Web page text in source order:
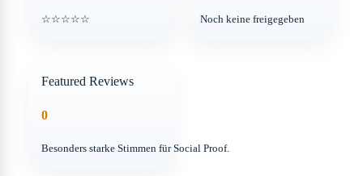
☆☆☆☆☆ Noch keine freigegeben
Featured Reviews
0
Besonders starke Stimmen für Social Proof.